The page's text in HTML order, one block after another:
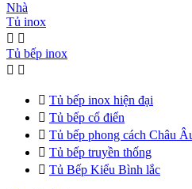
Nhà
Tủ inox
 
Tủ bếp inox
 
 Tủ bếp inox hiện đại
 Tủ bếp cổ điển
 Tủ bếp phong cách Châu
 Tủ bếp truyền thống
 Tủ Bếp Kiểu Bình lắc